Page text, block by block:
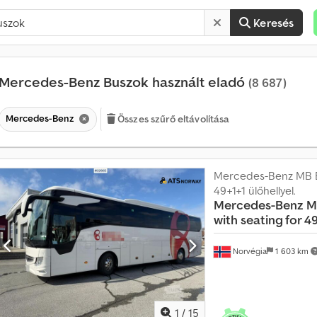
Keresés
Mercedes-Benz Buszok használt eladó (8 687)
Mercedes-Benz Összes szűrő eltávolítása
1 / 15
Norvégia 1 603 km
Mercedes-Benz MB
49+1+1 ülőhellyel.
Mercedes-Benz
with seating for
H
v